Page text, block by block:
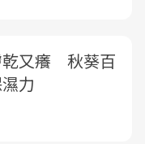
乾又癢 秋葵百
力